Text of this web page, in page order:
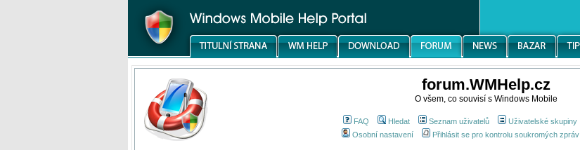
forum.WMHelp.cz
O všem, co souvisí s Windows Mobile
FAQ Hledat Seznam uživatelů Uživatelské skupiny
Osobní nastavení
Přihlásit se pro kontrolu soukromých zpráv